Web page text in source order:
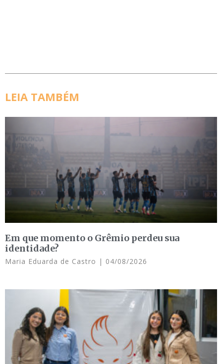
LEIA TAMBÉM
Em que momento o Grêmio perdeu sua
identidade?
Maria Eduarda de Castro 04/08/2026